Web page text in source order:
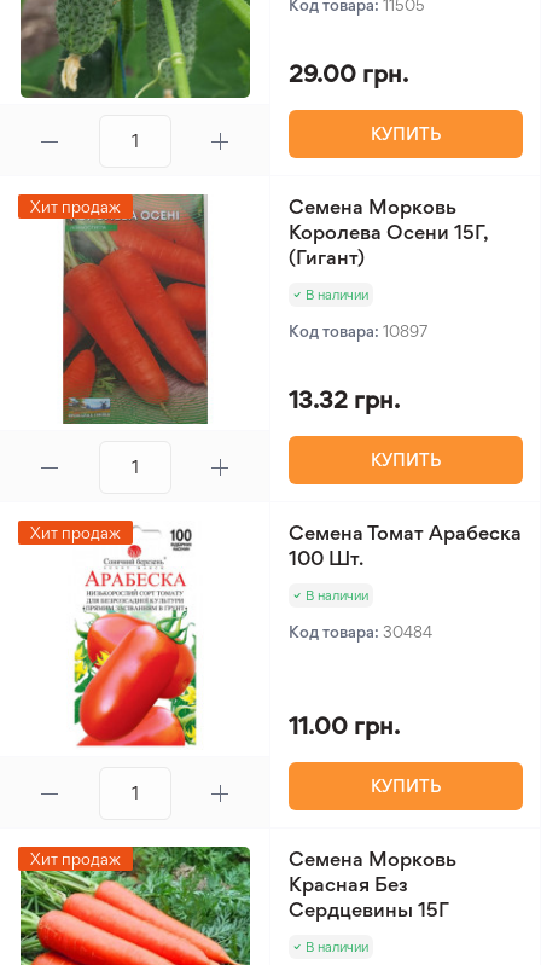
Код товара: 11505
29.00 грн.
КУПИТЬ
Хит продаж
Семена Морковь
Королева Осени 15Г,
(Гигант)
В наличии
Код товара: 10897
13.32 грн.
КУПИТЬ
Хит продаж
Семена Томат Арабеска
100 Шт.
В наличии
Код товара: 30484
11.00 грн.
КУПИТЬ
Хит продаж
Семена Морковь
Красная Без
Сердцевины 15Г
В наличии